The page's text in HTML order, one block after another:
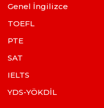
Genel İngilizce
TOEFL
PTE
SAT
IELTS
YDS-YÖKDİL